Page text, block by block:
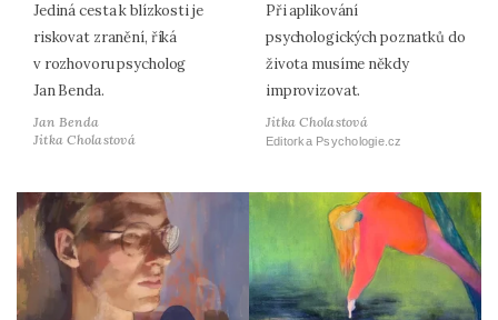
Jediná cesta k blízkosti je
riskovat zranění, říká
v rozhovoru psycholog
Jan Benda.
Jan Benda
Jitka Cholastová
Při aplikování
psychologických poznatků do
života musíme někdy
improvizovat.
Jitka Cholastová
Editorka Psychologie.cz